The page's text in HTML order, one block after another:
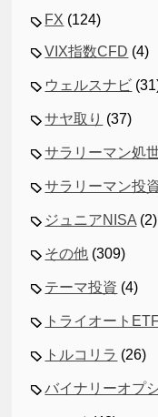
FX (124)
VIX指数CFD (4)
ウェルスナビ
サヤ取り (37)
サラリーマン処
サラリーマン投
ジュニアNISA (2)
その他 (309)
テーマ投資 (4)
トライオート
トルコリラ (26)
バイナリーオプ